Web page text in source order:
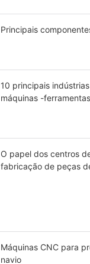
Principais
10 principais
máquinas -
O papel dos centros
fabricação de peças
Máquinas CNC para
navio